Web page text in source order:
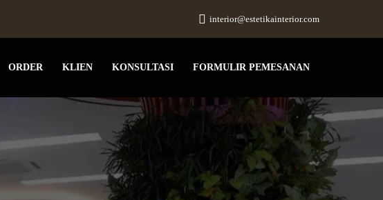
interior@estetikainterior.com
ORDER KLIEN KONSULTASI FORMULIR PEMESANAN